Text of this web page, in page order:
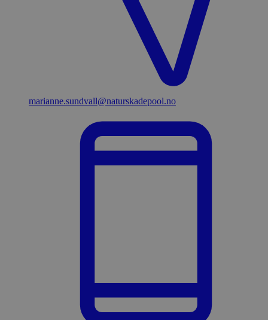
marianne.sundvall​@naturskadepool.no